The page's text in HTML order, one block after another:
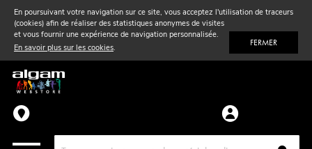
En poursuivant votre navigation sur ce site, vous acceptez l'utilisation de traceurs
(cookies) afin de réaliser des statistiques anonymes de visites
et vous fournir une expérience de navigation personnalisée.
En savoir plus sur les cookies. FERMER
Vent& Violon
Accessoires
Pièces détachées